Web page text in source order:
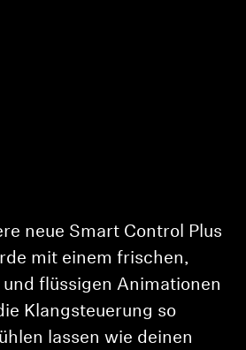
Hören
Zubehör
neue Smart Control Plus
mit einem frischen,
flüssigen Animationen
Klangsteuerung so
lassen wie deinen